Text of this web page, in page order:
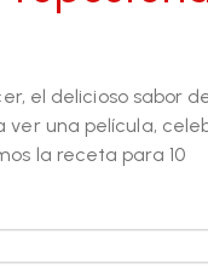
el delicioso sabor
ver una película,
la receta para 10